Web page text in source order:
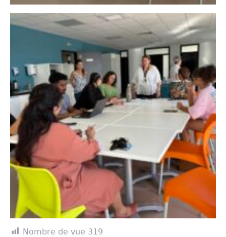
Nombre de vue 319